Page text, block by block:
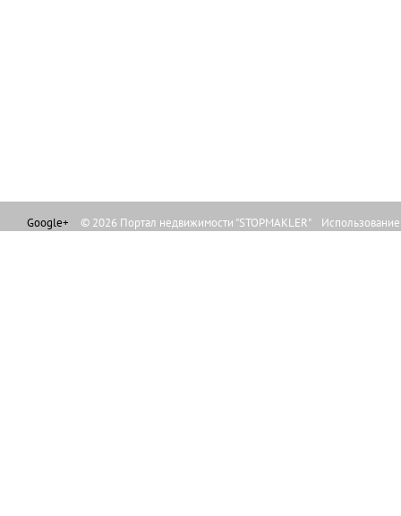
Google+ © 2026 Портал недвижимости "STOPMAKLER"